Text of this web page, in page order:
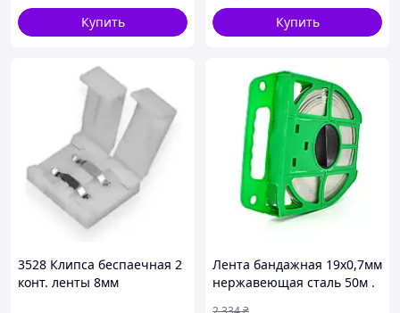
Купить
Купить
3528 Клипса беспаечная 2
конт. ленты 8мм
Лента бандажная 19х0,7мм
нержавеющая сталь 50м .